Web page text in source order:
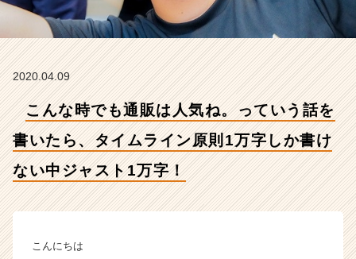
1
万
書
け
な
中
ャ
2020.04.09
こんな時でも通販は人気ね。っていう話を
書いたら、タイムライン原則1万字しか書け
ない中ジャスト1万字！
こんにちは